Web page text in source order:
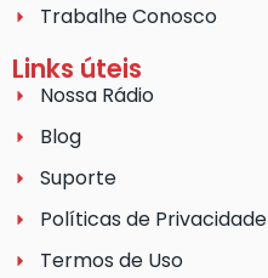
Trabalhe Conosco
Links úteis
Nossa Rádio
Blog
Suporte
Políticas de Privacidade
Termos de Uso